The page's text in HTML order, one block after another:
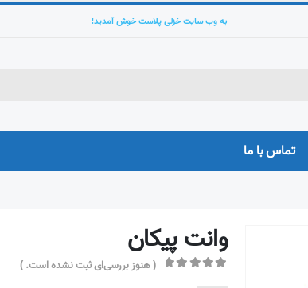
به وب سایت خزلی پلاست خوش آمدید!
تماس با ما
وانت پیکان
( هنوز بررسی‌ای ثبت نشده است. )